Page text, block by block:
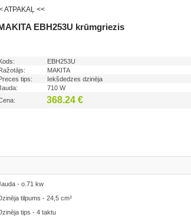
ATPAKAĻ <<
EBH253U krūmgriezis
EBH253U
MAKITA
tips:
Iekšdedzes dzinēja
710 W
368.24 €
- o.71 kw
tilpums - 24,5 cm³
tips - 4 taktu